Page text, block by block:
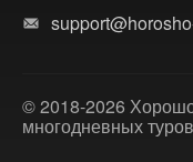
© 2018-2026
многодневных